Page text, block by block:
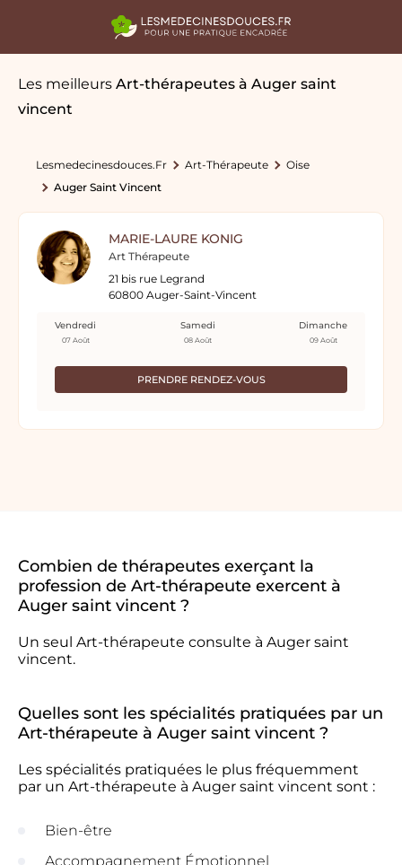
Les meilleurs Art-thérapeutes à Auger saint
vincent
Lesmedecinesdouces.fr Art-Thérapeute
Oise
Auger Saint Vincent
MARIE-LAURE KONIG
Art Thérapeute
21 bis rue Legrand
60800 Auger-Saint-Vincent
PRENDRE RENDEZ-VOUS
Vendredi
07 Août
Samedi
08 Août
Dimanche
09 Août
Combien de thérapeutes exerçant la
profession de Art-thérapeute exercent à
Auger saint vincent ?
Un seul Art-thérapeute consulte à Auger saint
vincent.
Quelles sont les spécialités pratiquées par un
Art-thérapeute à Auger saint vincent ?
Les spécialités pratiquées le plus fréquemment
par un Art-thérapeute à Auger saint vincent sont :
Bien-être
Accompagnement Émotionnel